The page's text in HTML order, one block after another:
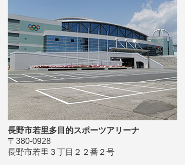
若里ホール
9/6（日）スズキ・メソード
Harmonic Concert
イベント 若里ホール
10/12（月・祝）2026ベルヴ
ァンⅡ オカリナコンサート
11/28（土）佐々木秀実 ふる
長野市若里多目的スポーツアリーナ
〒380-0928
長野市若里３丁目２２番２号